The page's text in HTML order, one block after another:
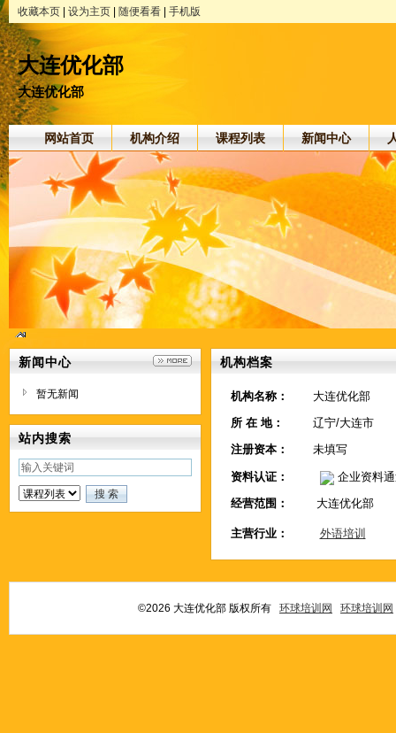
收藏本页 设为主页 随便看看 手机版
大连优化部
大连优化部
网站首页 机构介绍 课程列表 新闻中心
新闻中心
暂无新闻
站内搜索
机构档案
机构名称：
大连优化部
所 在 地：
辽宁/大连市
注册资本：
未填写
资料认证：
企业资料通
经营范围：
大连优化部
主营行业： 外语培训
©2026 大连优化部 版权所有 环球培训网 环球培训网